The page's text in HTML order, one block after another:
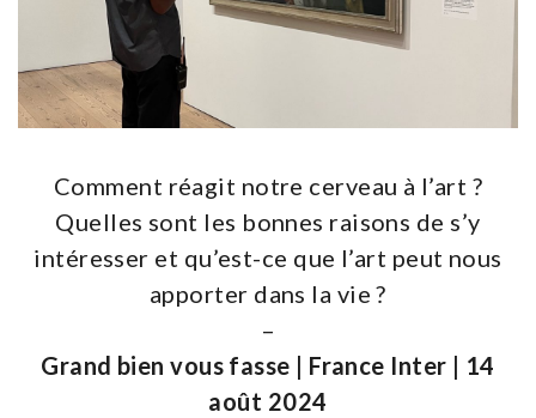
Comment réagit notre cerveau à l’art ?
Quelles sont les bonnes raisons de s’y
intéresser et qu’est-ce que l’art peut nous
apporter dans la vie ?
–
Grand bien vous fasse | France Inter | 14
août 2024